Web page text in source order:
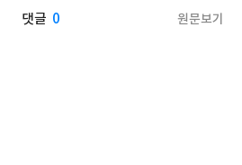
댓글 0 원문보기